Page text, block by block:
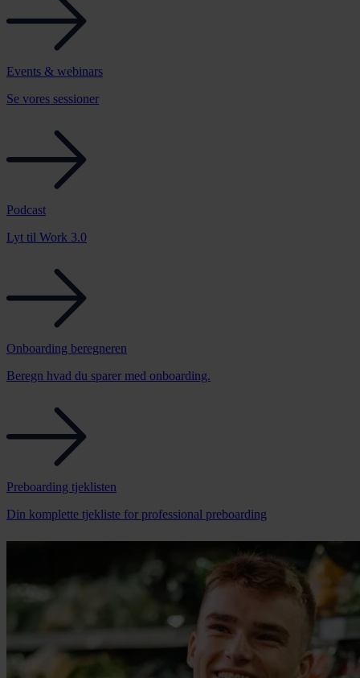
Events & webinars
Se vores sessioner
Podcast
Lyt til Work 3.0
Onboarding beregneren
Beregn hvad du sparer med onboarding.
Preboarding tjeklisten
Din komplette tjekliste for professional preboarding